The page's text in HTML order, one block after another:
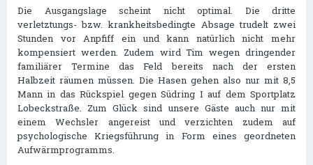
Die Ausgangslage scheint nicht optimal. Die dritte
verletztungs- bzw. krankheitsbedingte Absage trudelt zwei
Stunden vor Anpfiff ein und kann natürlich nicht mehr
kompensiert werden. Zudem wird Tim wegen dringender
familiärer Termine das Feld bereits nach der ersten
Halbzeit räumen müssen. Die Hasen gehen also nur mit 8,5
Mann in das Rückspiel gegen Südring I auf dem Sportplatz
Lobeckstraße. Zum Glück sind unsere Gäste auch nur mit
einem Wechsler angereist und verzichten zudem auf
psychologische Kriegsführung in Form eines geordneten
Aufwärmprogramms.